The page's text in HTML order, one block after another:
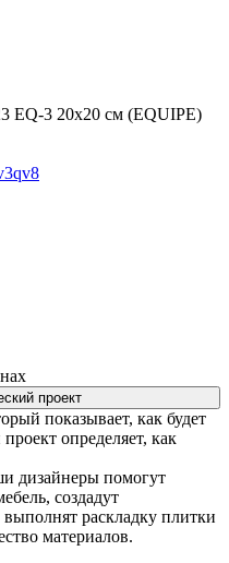
EQ-3 20x20 см (EQUIPE)
проект
показывает, как будет
определяет, как
дизайнеры помогут
создадут
раскладку плитки
материалов.